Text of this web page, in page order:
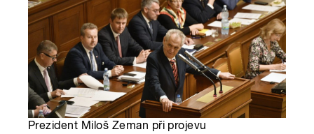
Prezident Miloš Zeman při projevu